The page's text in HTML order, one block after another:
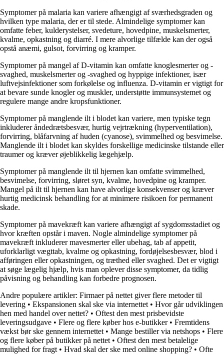
Symptomer på malaria kan variere afhængigt af sværhedsgraden og
hvilken type malaria, der er til stede. Almindelige symptomer kan
omfatte feber, kulderystelser, svedeture, hovedpine, muskelsmerter,
kvalme, opkastning og diarré. I mere alvorlige tilfælde kan der også
opstå anæmi, gulsot, forvirring og kramper.
Symptomer på mangel af D-vitamin kan omfatte knoglesmerter og -
svaghed, muskelsmerter og -svaghed og hyppige infektioner, især
luftvejsinfektioner som forkølelse og influenza. D-vitamin er vigtigt for
at bevare sunde knogler og muskler, understøtte immunsystemet og
regulere mange andre kropsfunktioner.
Symptomer på manglende ilt i blodet kan variere, men typiske tegn
inkluderer åndedrætsbesvær, hurtig vejrtrækning (hyperventilation),
forvirring, blåfarvning af huden (cyanose), svimmelhed og besvimelse.
Manglende ilt i blodet kan skyldes forskellige medicinske tilstande eller
traumer og kræver øjeblikkelig lægehjælp.
Symptomer på manglende ilt til hjernen kan omfatte svimmelhed,
besvimelse, forvirring, sløret syn, kvalme, hovedpine og kramper.
Mangel på ilt til hjernen kan have alvorlige konsekvenser og kræver
hurtig medicinsk behandling for at minimere risikoen for permanent
skade.
Symptomer på mavekræft kan variere afhængigt af sygdomsstadiet og
hvor kræften opstår i maven. Nogle almindelige symptomer på
mavekræft inkluderer mavesmerter eller ubehag, tab af appetit,
uforklarligt vægttab, kvalme og opkastning, fordøjelsesbesvær, blod i
afføringen eller opkastningen, og træthed eller svaghed. Det er vigtigt
at søge lægelig hjælp, hvis man oplever disse symptomer, da tidlig
påvisning og behandling kan forbedre prognosen.
Andre populære artikler: Firmaer på nettet giver flere metoder til
levering • Ekspansionen skal ske via internettet • Hvor går udviklingen
hen med handel over nettet? • Oftest den mest prisbevidste
leveringsudgave • Flere og flere køber hos e-butikker• Fremtidens
vækst bør ske gennem internettet • Mange bestiller via netshops • Flere
og flere køber på butikker på nettet • Oftest den mest betalelige
mulighed for fragt • Hvad skal der ske med online shopping? • Ofte